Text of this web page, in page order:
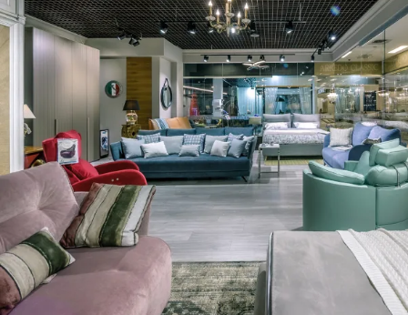
Ціна крісла і підставки для нігARFTERWOK- як на
фото.
Гарантійний термін- 18 місяців.
Характеристики
Бренд CONFORM
Країна-
виробник
Швецiя